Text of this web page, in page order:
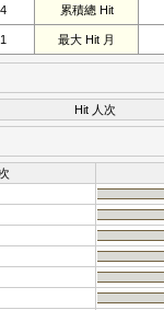
累積總 Hit
最大 Hit 月
Hit 人次